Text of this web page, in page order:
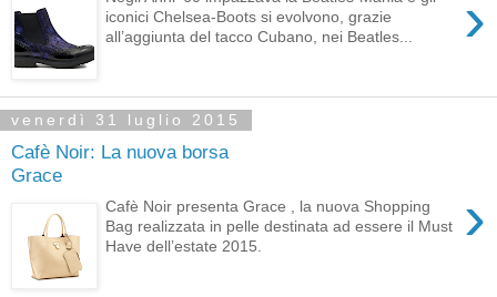
›
iconici Chelsea-Boots si evolvono, grazie
all’aggiunta del tacco Cubano, nei Beatles...
venerdì 31 luglio 2015
Cafè Noir: La nuova borsa
Grace
›
Cafè Noir presenta Grace , la nuova Shopping
Bag realizzata in pelle destinata ad essere il Must
Have dell’estate 2015.